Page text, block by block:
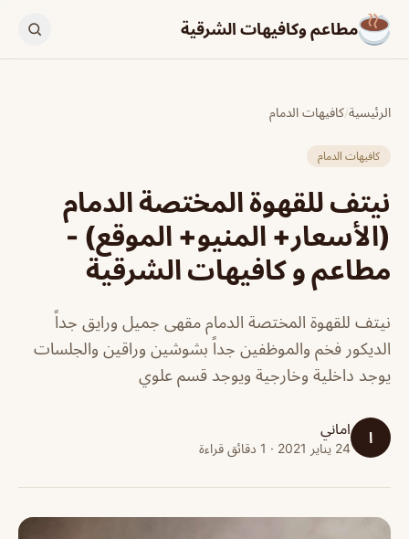
مطاعم وكافيهات الشرقية
الرئيسية/كافيهات الدمام
كافيهات الدمام
نيتف للقهوة المختصة الدمام
(الأسعار+ المنيو+ الموقع) -
مطاعم و كافيهات الشرقية
نيتف للقهوة المختصة الدمام مقهى جميل ورايق جداً
الديكور فخم والموظفين جداً بشوشين وراقين والجلسات
يوجد داخلية وخارجية ويوجد قسم علوي
ا اماني
24 يناير 2021 · 1 دقائق قراءة